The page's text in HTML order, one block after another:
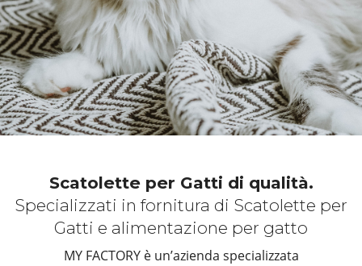
Scatolette per Gatti di qualità.
Specializzati in fornitura di Scatolette per
Gatti e alimentazione per gatto
MY FACTORY è un’azienda specializzata